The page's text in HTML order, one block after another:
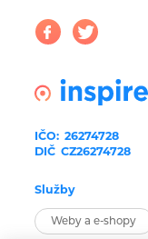
IČO: 26274728
DIČ CZ26274728
Služby
Weby a e-shopy